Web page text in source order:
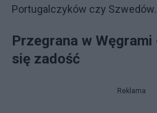
Portugalczyków czy
Przegrana w
się zadość
Reklama